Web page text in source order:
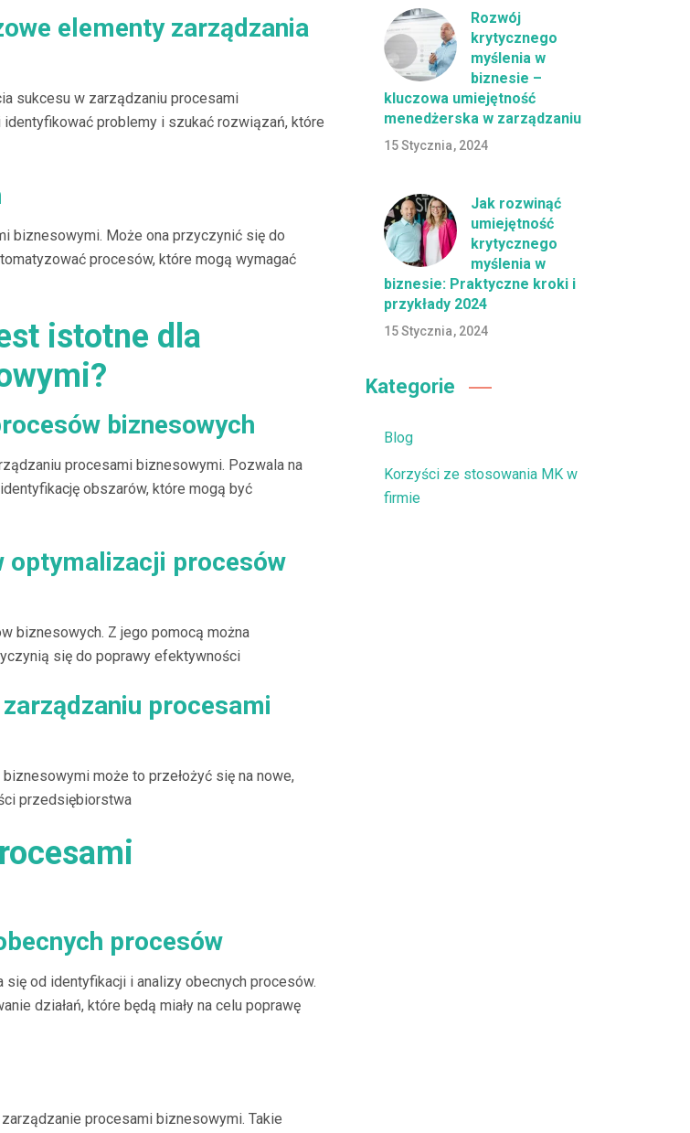
elementy zarządzania
sukcesu w zarządzaniu procesami
problemy i szukać rozwiązań, które
biznesowymi. Może ona przyczynić się do
procesów, które mogą wymagać
istotne dla
biznesowych
procesami biznesowymi. Pozwala na
obszarów, które mogą być
optymalizacji procesów
biznesowych. Z jego pomocą można
się do poprawy efektywności
procesami
może to przełożyć się na nowe,
przedsiębiorstwa
procesów
od identyfikacji i analizy obecnych procesów.
działań, które będą miały na celu poprawę
procesami biznesowymi. Takie
Rozwój
krytycznego
myślenia w
biznesie –
kluczowa umiejętność
menedżerska w zarządzaniu
15 Stycznia, 2024
Jak rozwinąć
umiejętność
krytycznego
myślenia w
biznesie: Praktyczne kroki i
przykłady 2024
15 Stycznia, 2024
Kategorie
Blog
Korzyści ze stosowania MK w
firmie